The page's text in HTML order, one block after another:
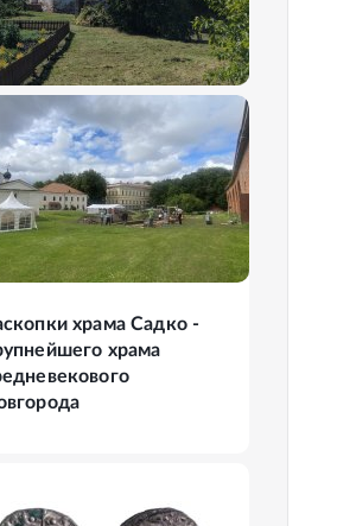
ФОТО
храма Садко -
храма